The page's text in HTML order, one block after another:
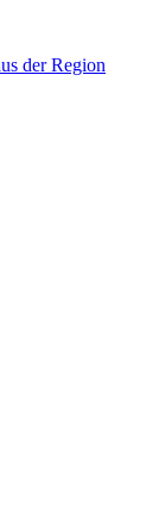
der Region